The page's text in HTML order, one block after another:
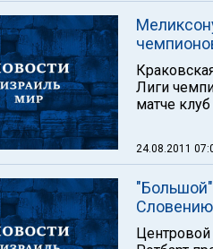
Лиги
матче
24.08.2011
Словению